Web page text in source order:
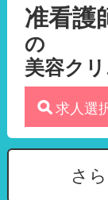
准看護
の
美容ク
求人選
さ